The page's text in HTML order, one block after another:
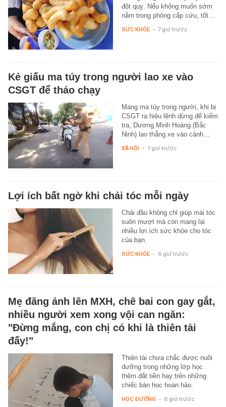
đột quỵ. Nếu không muốn sớm
nằm trong phòng cấp cứu, tốt…
SỨC KHỎE - 7 giờ trước
Kẻ giấu ma túy trong người lao xe vào
CSGT để tháo chạy
Mang ma túy trong người, khi bị
CSGT ra hiệu lệnh dừng để kiểm
tra, Dương Minh Hoàng (Bắc
Ninh) lao thẳng xe vào cảnh…
XÃ HỘI - 7 giờ trước
Lợi ích bất ngờ khi chải tóc mỗi ngày
Chải đầu không chỉ giúp mái tóc
suôn mượt mà còn mang lại
nhiều lợi ích sức khỏe cho tóc
của bạn.
SỨC KHỎE - 6 giờ trước
Mẹ đăng ảnh lên MXH, chê bai con gay gắt,
nhiều người xem xong vội can ngăn:
"Đừng mắng, con chị có khi là thiên tài
đấy!"
Thiên tài chưa chắc được nuôi
dưỡng trong những lớp học
thêm đắt tiền hay trên những
chiếc bàn học hoàn hảo.
HỌC ĐƯỜNG - 6 giờ trước